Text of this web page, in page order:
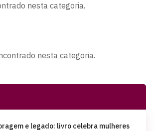
nesta categoria.
nesta categoria.
e legado: livro celebra mulheres